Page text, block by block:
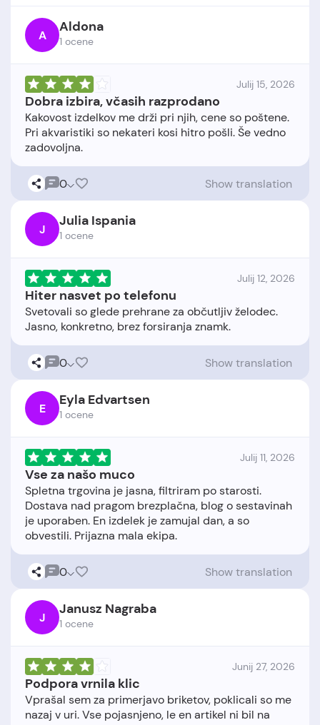
A Aldona
1 ocene
Julij 15, 2026
Dobra izbira, včasih razprodano
Kakovost izdelkov me drži pri njih, cene so poštene.
Pri akvaristiki so nekateri kosi hitro pošli. Še vedno
0 Show translation
J Julia Ispania
1 ocene
Julij 12, 2026
Hiter nasvet po telefonu
Svetovali so glede prehrane za občutljiv želodec.
0 Show translation
E Eyla Edvartsen
1 ocene
Julij 11, 2026
Vse za našo muco
Spletna trgovina je jasna, filtriram po starosti.
Dostava nad pragom brezplačna, blog o sestavinah
je uporaben. En izdelek je zamujal dan, a so
0 Show translation
J Janusz Nagraba
1 ocene
Junij 27, 2026
Podpora vrnila klic
Vprašal sem za primerjavo briketov, poklicali so me
nazaj v uri. Vse pojasnjeno, le en artikel ni bil na